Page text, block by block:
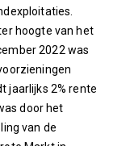
hoogte van het
2022 was
jaarlijks 2% rente
door het
van de